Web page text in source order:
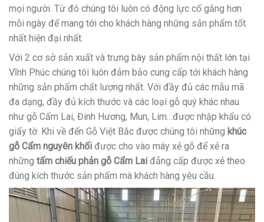
mọi người. Từ đó chúng tôi luôn có động lực cố gắng hơn
mỗi ngày để mang tới cho khách hàng những sản phẩm tốt
nhất hiện đại nhất.
Với 2 cơ sở sản xuất và trưng bày sản phẩm nội thất lớn tại
Vĩnh Phúc chúng tôi luôn đảm bảo cung cấp tới khách hàng
những sản phẩm chất lượng nhất. Với đầy đủ các mẫu mã
đa dạng, đầy đủ kích thước và các loại gỗ quý khác nhau
như gỗ Cẩm Lai, Đinh Hương, Mun, Lim…được nhập khẩu có
giấy tờ. Khi về đến Gỗ Việt Bắc được chúng tôi những khúc
gỗ Cẩm nguyên khối được cho vào máy xẻ gỗ để xẻ ra
những tấm chiếu phản gỗ Cẩm Lai đẳng cấp được xẻ theo
đúng kích thước sản phẩm mà khách hàng yêu cầu.